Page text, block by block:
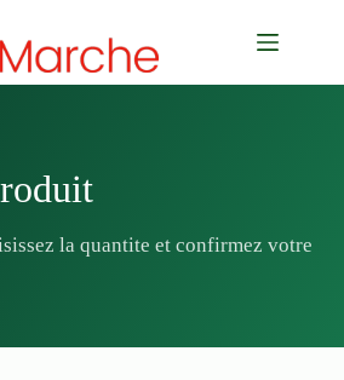
la quantite et confirmez votre